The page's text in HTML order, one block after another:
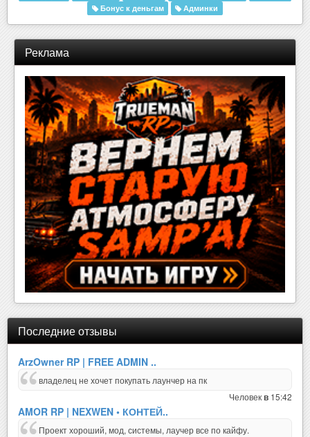
Бонус к деньгам
Админки
Реклама
Последние отзывы
ArzOwner RP | FREE ADMIN ..
владелец не хочет покупать лаунчер на пк
Человекв 15:42
AMOR RP | NEXWEN • КОНТЕЙ..
Проект хороший, мод, системы, лаучер все по кайфу.